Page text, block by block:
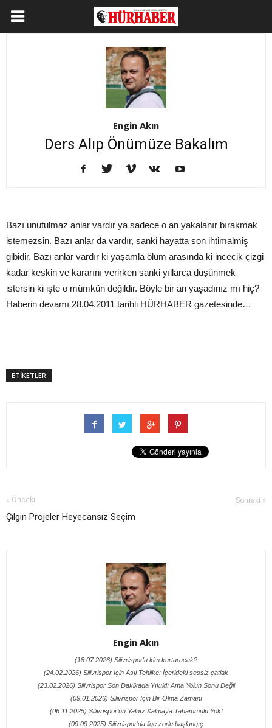
Engin Akın
Ders Alıp Önümüze Bakalım
Bazı unutulmaz anlar vardır ya sadece o an yakalanır bırakmak
istemezsin. Bazı anlar da vardır, sanki hayatta son ihtimalmiş
gibidir. Bazı anlar vardır ki yaşamla ölüm arasında ki incecik çizgi
kadar keskin ve kararını verirken sanki yıllarca düşünmek
istersin ki işte o mümkün değildir. Böyle bir an yaşadınız mı hiç?
Haberin devamı 28.04.2011 tarihli HÜRHABER gazetesinde…
ETİKETLER
« Önceki
Çılgın Projeler Heyecansız Seçim
Sonraki »
Engin Akın
(18.07.2026) Silivrispor'u kim kurtaracak?
(24.02.2026) Silivrispor İçin Asıl Tehlike: İçerideki sessiz çatlak
(23.02.2026) Silivrispor Son Dakikada Yıkıldı Ama Yolun Sonu Değil
(09.01.2026) Silivrispor İçin Bir Olma Zamanı
(06.11.2025) Silivrispor’un Yalnız Kalmaya Tahammülü Yok!
(09.09.2025) Silivrispor’da lige zorlu başlangıç